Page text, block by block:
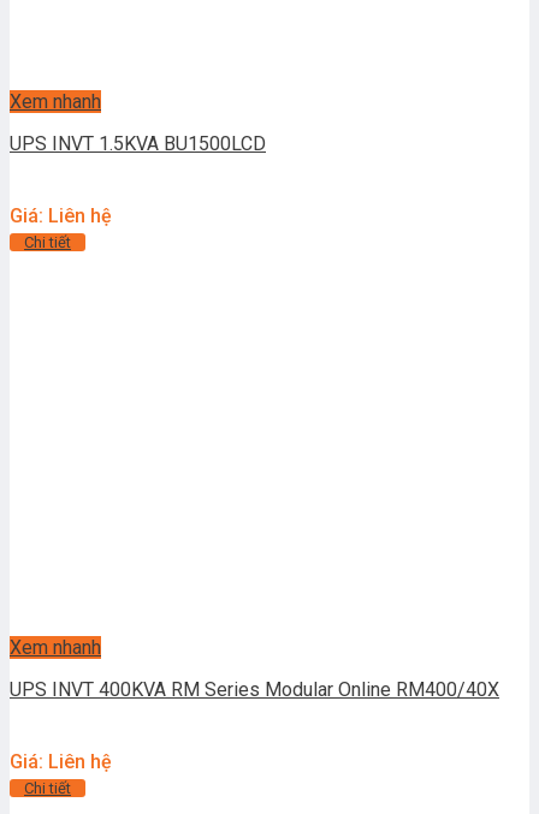
Xem nhanh
UPS INVT 1.5KVA BU1500LCD
Giá: Liên hệ
Chi tiết
Xem nhanh
UPS INVT 400KVA RM Series Modular Online RM400/40X
Giá: Liên hệ
Chi tiết